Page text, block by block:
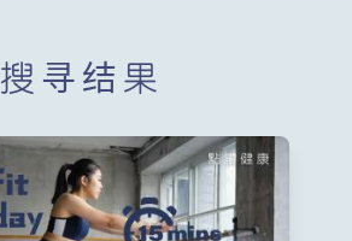
搜寻结果